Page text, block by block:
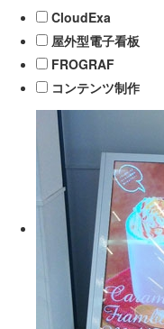
CloudExa
屋外型電子看板
FROGRAF
コンテンツ制作